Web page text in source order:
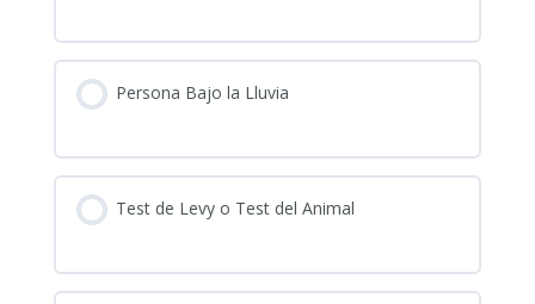
Persona Bajo la Lluvia
Test de Levy o Test del Animal